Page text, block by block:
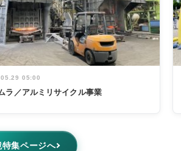
05:00
ラ／アルミリサイクル事業
特集ページへ